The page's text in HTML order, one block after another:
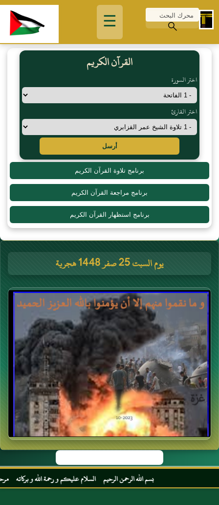
☰
القرآن الكريم
اختر السورة
اختر القارئ
أرسل
برنامج تلاوة القرآن الكريم
برنامج مراجعة القرآن الكريم
برنامج استظهار القرآن الكريم
يوم السبت 25 صفر 1448 هجرية
بسم الله الرحمن الرحيم السلام عليكم و رحمة الله و بركاته مرحبا